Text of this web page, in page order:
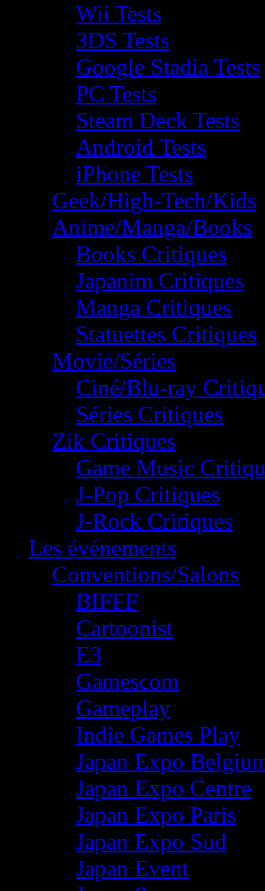
Wii Tests
3DS Tests
Google Stadia Tests
PC Tests
Steam Deck Tests
Android Tests
iPhone Tests
Geek/High-Tech/Kids
Anime/Manga/Books
Books Critiques
Japanim Critiques
Manga Critiques
Statuettes Critiques
Movie/Séries
Ciné/Blu-ray
Séries Critiques
Zik Critiques
Game Music
J-Pop Critiques
J-Rock Critiques
Les événements
Conventions/Salons
BIFFF
Cartoonist
E3
Gamescom
Gameplay
Indie Games Play
Japan Expo
Japan Expo Centre
Japan Expo Paris
Japan Expo Sud
Japan Event